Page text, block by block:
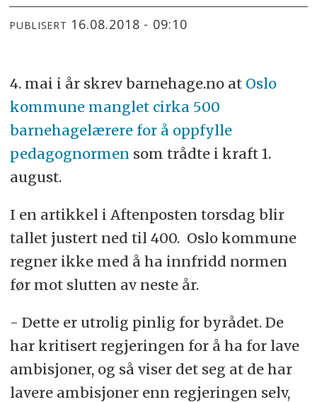
PUBLISERT 16.08.2018 - 09:10
4. mai i år skrev barnehage.no at Oslo
kommune manglet cirka 500
barnehagelærere for å oppfylle
pedagognormen som trådte i kraft 1.
august.
I en artikkel i Aftenposten torsdag blir
tallet justert ned til 400. Oslo kommune
regner ikke med å ha innfridd normen
før mot slutten av neste år.
- Dette er utrolig pinlig for byrådet. De
har kritisert regjeringen for å ha for lave
ambisjoner, og så viser det seg at de har
lavere ambisjoner enn regjeringen selv,